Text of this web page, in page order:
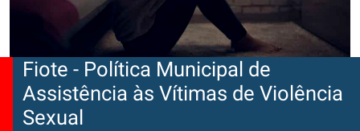
Fiote - Política Municipal de
Assistência às Vítimas de Violência
Sexual